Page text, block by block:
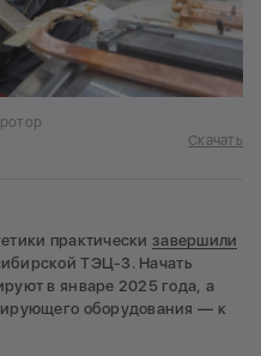
Скачать
практически завершили
ТЭЦ-3. Начать
в январе 2025 года, а
оборудования — к